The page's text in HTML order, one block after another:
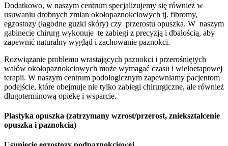
Dodatkowo, w naszym centrum specjalizujemy się również w
usuwaniu drobnych zmian okołopaznokciowych tj. fibromy,
egzostozy (łagodne guzki skóry) czy przerostu opuszka. W naszym
gabinecie chirurg wykonuje te zabiegi z precyzją i dbałością, aby
zapewnić naturalny wygląd i zachowanie paznokci.
Rozwiązanie problemu wrastających paznokci i przerośniętych
wałów okołopaznokciowych może wymagać czasu i wieloetapowej
terapii. W naszym centrum podologicznym zapewniamy pacjentom
podejście, które obejmuje nie tylko zabiegi chirurgiczne, ale również
długoterminową opiekę i wsparcie.
Plastyka opuszka (zatrzymany wzrost/przerost, zniekształcenie
opuszka i paznokcia)